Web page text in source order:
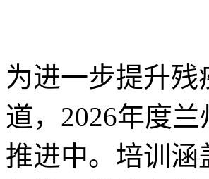
为进一步提升
道，2026年度
推进中。培训